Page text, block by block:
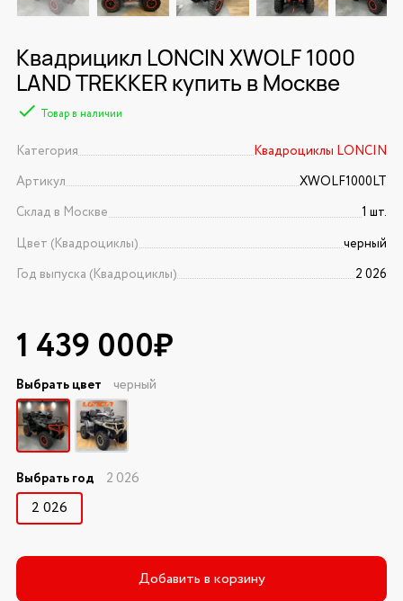
Квадрицикл LONCIN XWOLF 1000
LAND TREKKER купить в Москве
Товар в наличии
Категория
Квадроциклы LONCIN
Артикул
XWOLF1000LT
Склад в Москве
1 шт.
Цвет (Квадроциклы)
черный
Год выпуска (Квадроциклы)
2 026
1 439 000₽
Выбрать цвет черный
Выбрать год 2 026
2 026
Добавить в корзину